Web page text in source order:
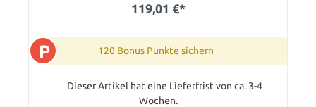
119,01 €*
P 120 Bonus Punkte sichern
Dieser Artikel hat eine Lieferfrist von ca. 3-4
Wochen.